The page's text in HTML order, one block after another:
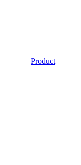
Product